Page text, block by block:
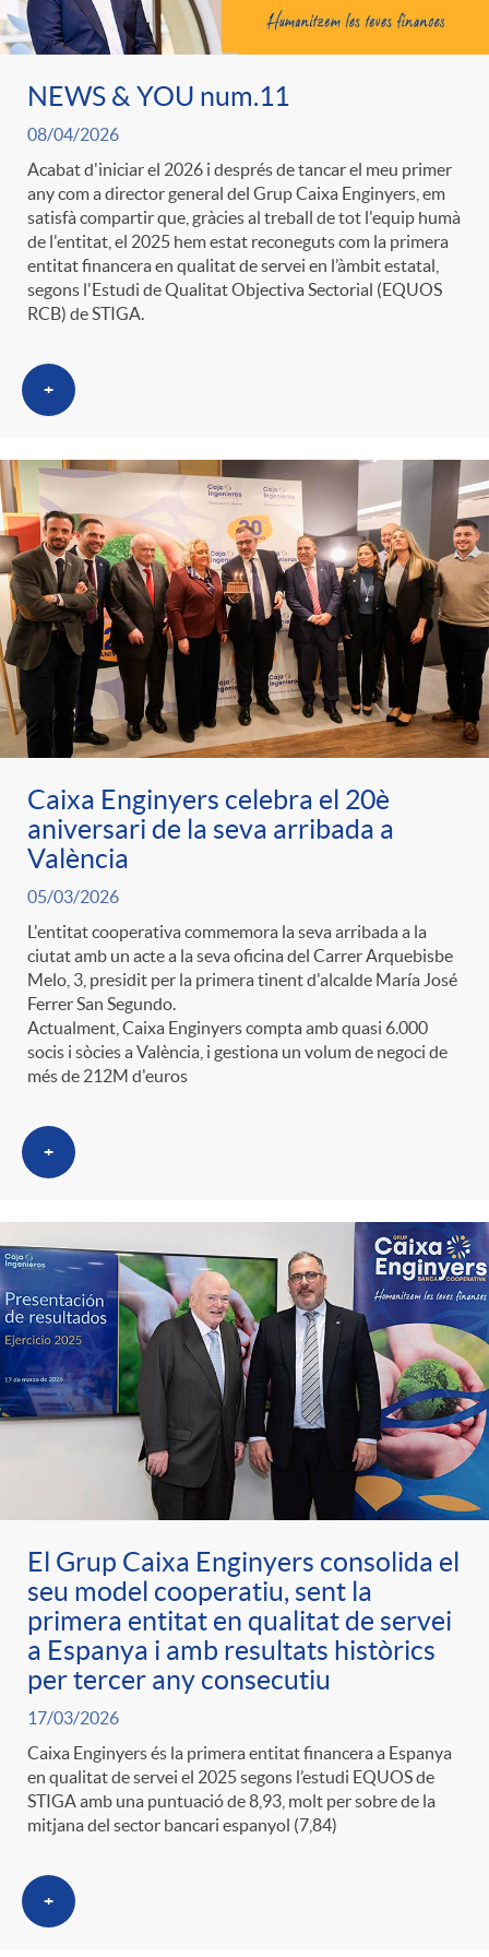
r
a
S
a
a
d
e
p
r
e
n
s
a
ó
p
e
r
c
a
t
e
g
o
r
i
e
s
t
e
n
i
d
o
A
n
c
l
a
F
i
l
t
r
o
C
a
t
e
o
r
i
a
s
l
c
a
d
o
r
d
e
c
o
n
t
i
n
g
u
t
s
NEWS & YOU num.11
08/04/2026
Acabat d'iniciar el 2026 i després de tancar el meu primer
any com a director general del Grup Caixa Enginyers, em
satisfà compartir que, gràcies al treball de tot l'equip humà
de l'entitat, el 2025 hem estat reconeguts com la primera
entitat financera en qualitat de servei en l’àmbit estatal,
segons l'Estudi de Qualitat Objectiva Sectorial (EQUOS
RCB) de STIGA.
+
Caixa Enginyers celebra el 20è
aniversari de la seva arribada a
València
05/03/2026
L'entitat cooperativa commemora la seva arribada a la
ciutat amb un acte a la seva oficina del Carrer Arquebisbe
Melo, 3, presidit per la primera tinent d'alcalde María José
Ferrer San Segundo.
Actualment, Caixa Enginyers compta amb quasi 6.000
socis i sòcies a València, i gestiona un volum de negoci de
més de 212M d'euros
+
El Grup Caixa Enginyers consolida el
seu model cooperatiu, sent la
primera entitat en qualitat de servei
a Espanya i amb resultats històrics
per tercer any consecutiu
17/03/2026
Caixa Enginyers és la primera entitat financera a Espanya
en qualitat de servei el 2025 segons l’estudi EQUOS de
STIGA amb una puntuació de 8,93, molt per sobre de la
mitjana del sector bancari espanyol (7,84)
+